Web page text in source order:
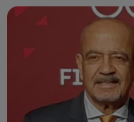
Radio Orient Sport